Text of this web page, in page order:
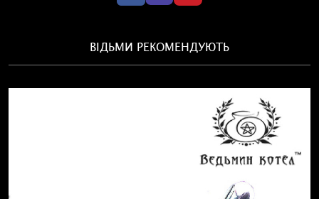
ВІДЬМИ РЕКОМЕНДУЮТЬ